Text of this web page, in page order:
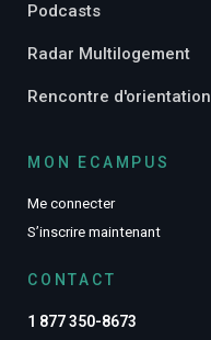
Podcasts
Radar Multilogement
Rencontre d'orientation
MON ECAMPUS
Me connecter
S’inscrire maintenant
CONTACT
1 877 350-8673